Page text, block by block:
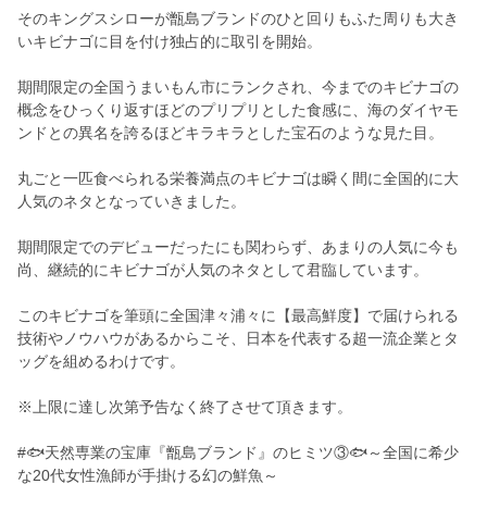
そのキングスシローが甑島ブランドのひと回りもふた周りも大き
いキビナゴに目を付け独占的に取引を開始。
期間限定の全国うまいもん市にランクされ、今までのキビナゴの
概念をひっくり返すほどのプリプリとした食感に、海のダイヤモ
ンドとの異名を誇るほどキラキラとした宝石のような見た目。
丸ごと一匹食べられる栄養満点のキビナゴは瞬く間に全国的に大
人気のネタとなっていきました。
期間限定でのデビューだったにも関わらず、あまりの人気に今も
尚、継続的にキビナゴが人気のネタとして君臨しています。
このキビナゴを筆頭に全国津々浦々に【最高鮮度】で届けられる
技術やノウハウがあるからこそ、日本を代表する超一流企業とタ
ッグを組めるわけです。
※上限に達し次第予告なく終了させて頂きます。
#🐟天然専業の宝庫『甑島ブランド』のヒミツ③🐟～全国に希少
な20代女性漁師が手掛ける幻の鮮魚～